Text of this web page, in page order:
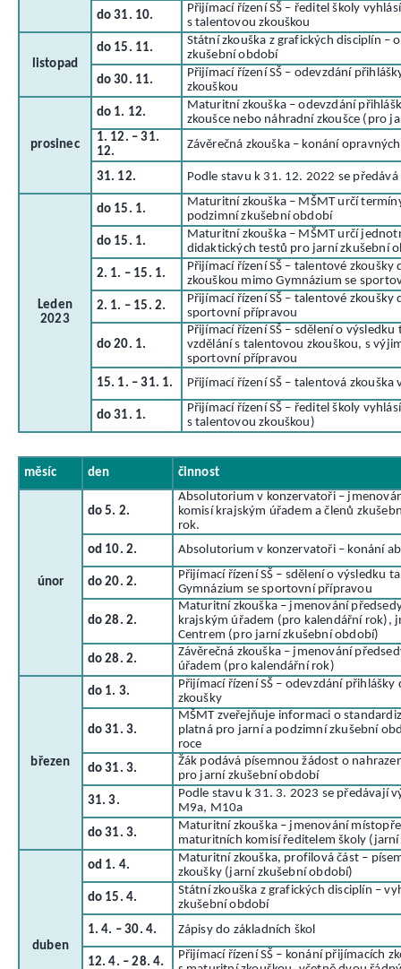
do 31. 10.
Přijímací řízení SŠ – ředitel školy
s talentovou zkouškou
listopad
do 15. 11.
Státní zkouška z grafických disciplín –
zkušební období
do 30. 11.
Přijímací řízení SŠ – odevzdání
zkouškou
prosinec
do 1. 12.
Maturitní zkouška – odevzdání
zkoušce nebo náhradní zkoušce (pro
1. 12. – 31.
12.
Závěrečná zkouška – konání
31. 12. Podle stavu k 31. 12. 2022 se
Leden
2023
do 15. 1.
Maturitní zkouška – MŠMT určí
podzimní zkušební období
do 15. 1.
Maturitní zkouška – MŠMT určí
didaktických testů pro jarní zkušební
2. 1. – 15. 1.
Přijímací řízení SŠ – talentové
zkouškou mimo Gymnázium se
2. 1. – 15. 2.
Přijímací řízení SŠ – talentové
sportovní přípravou
do 20. 1.
Přijímací řízení SŠ – sdělení o
vzdělání s talentovou zkouškou, s
sportovní přípravou
15. 1. – 31. 1.
Přijímací řízení SŠ – talentová zkouška
do 31. 1.
Přijímací řízení SŠ – ředitel školy
s talentovou zkouškou)
měsíc den činnost
únor
do 5. 2.
Absolutorium v konzervatoři –
komisí krajským úřadem a členů
rok.
od 10. 2.
Absolutorium v konzervatoři – konání
do 20. 2.
Přijímací řízení SŠ – sdělení o výsledku
Gymnázium se sportovní přípravou
do 28. 2.
Maturitní zkouška – jmenování
krajským úřadem (pro kalendářní rok),
Centrem (pro jarní zkušební období)
do 28. 2.
Závěrečná zkouška – jmenování
úřadem (pro kalendářní rok)
březen
do 1. 3.
Přijímací řízení SŠ – odevzdání
zkoušky
do 31. 3.
MŠMT zveřejňuje informaci o
platná pro jarní a podzimní zkušební
roce
do 31. 3.
Žák podává písemnou žádost o
pro jarní zkušební období
31. 3.
Podle stavu k 31. 3. 2023 se předávají
M9a, M10a
do 31. 3.
Maturitní zkouška – jmenování
maturitních komisí ředitelem školy
duben
od 1. 4.
Maturitní zkouška, profilová část –
zkoušky (jarní zkušební období)
do 15. 4.
Státní zkouška z grafických disciplín –
zkušební období
1. 4. – 30. 4.
Zápisy do základních škol
12. 4. – 28. 4.
Přijímací řízení SŠ – konání přijímacích